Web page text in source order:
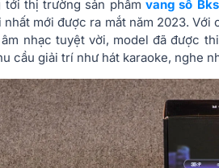
tới thị trường sản phẩmvang số
nhất mới được ra mắt năm 2023.
nhạc tuyệt vời, model đã được
cầu giải trí như hát karaoke, nghe